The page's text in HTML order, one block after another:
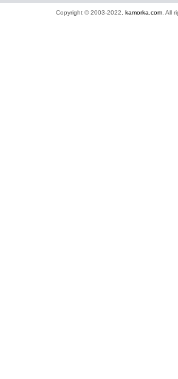
Copyright © 2003-2022, kamorka.com. All